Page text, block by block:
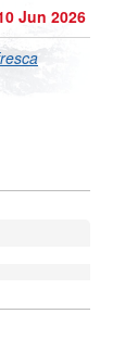
Jun 2026